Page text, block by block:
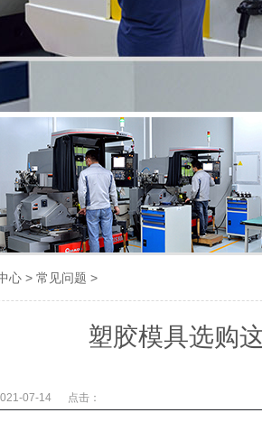
心 > 常见问题 >
塑胶模具选购
07-14 点击：